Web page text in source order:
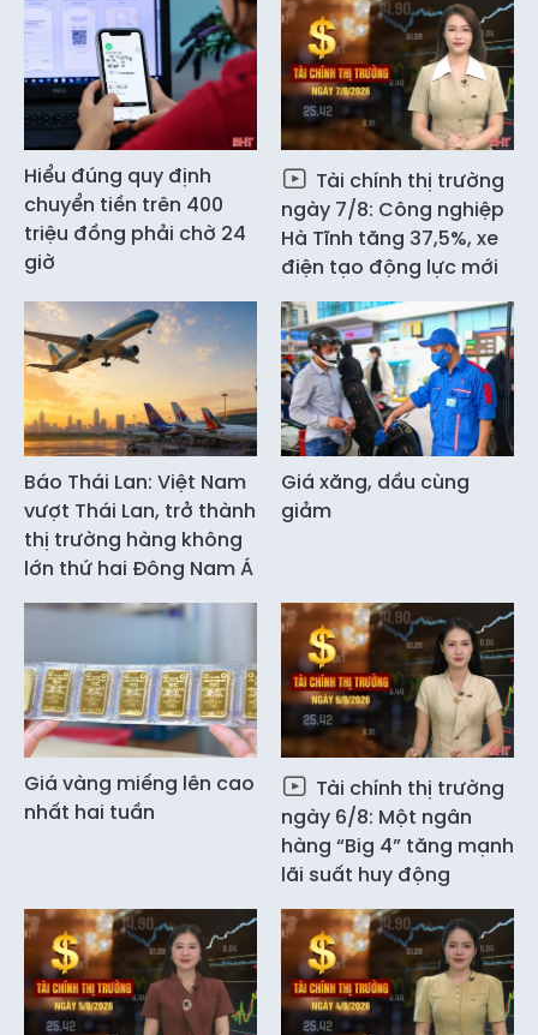
Hiểu đúng quy định
chuyển tiền trên 400
triệu đồng phải chờ 24
giờ
Tài chính thị trường
ngày 7/8: Công nghiệp
Hà Tĩnh tăng 37,5%, xe
điện tạo động lực mới
Báo Thái Lan: Việt Nam
vượt Thái Lan, trở thành
thị trường hàng không
lớn thứ hai Đông Nam Á
Giá xăng, dầu cùng
giảm
Giá vàng miếng lên cao
nhất hai tuần
Tài chính thị trường
ngày 6/8: Một ngân
hàng “Big 4” tăng mạnh
lãi suất huy động